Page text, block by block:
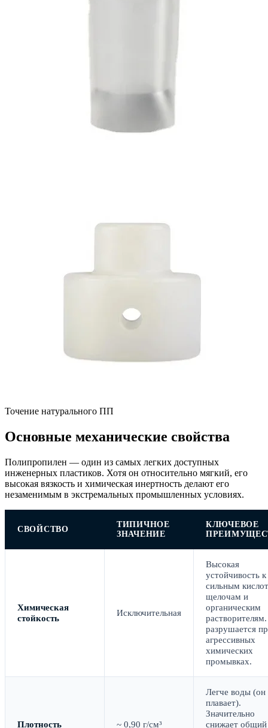
Точение натурального ПП
Основные механические свойства
Полипропилен — один из самых легких доступных
инженерных пластиков. Хотя он относительно мягкий, его
высокая вязкость и химическая инертность делают его
незаменимым в экстремальных промышленных условиях.
СВОЙСТВО
ТИПИЧНОЕ
ЗНАЧЕНИЕ
КЛЮЧЕВОЕ
Химическая
стойкость
Исключительная
Высокая
устойчивость к
сильным
щелочам и
органическим
разрушается
агрессивных
химических
промывках.
Плотность ~ 0,90 г/см³
Легче воды (он
плавает).
Значительно
снижает общий